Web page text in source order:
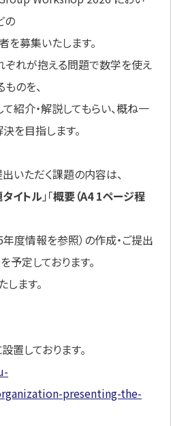
の
募集いたします。
ぞれが抱える問題で数学を使え
のを、
紹介・解説してもらい、概ね一
を目指します。
いただく課題の内容は、
イトル 」「概要（A4 1ページ程
年度情報を参照）の作成・ご提出
を予定しております。
ます。
しております。
presenting-the-